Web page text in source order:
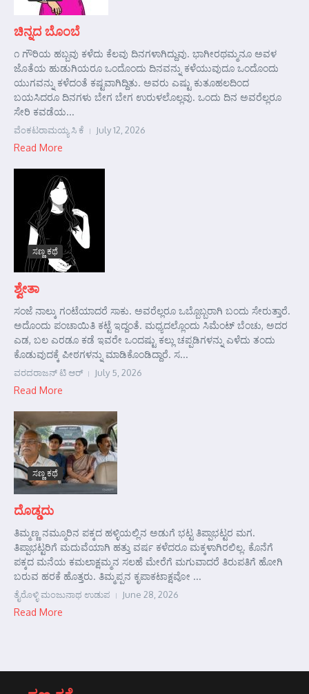
ಚಿನ್ನದ ಬೊಂಬೆ
೧ ಗೌರಿಯ ಹಬ್ಬವು ಕಳೆದು ಕೆಲವು ದಿನಗಳಾಗಿದ್ದುವು. ಭಾಗೀರಥಮ್ಮನೂ ಅವಳ
ಜೊತೆಯ ಹುಡುಗಿಯರೂ ಒಂದೊಂದು ದಿನವನ್ನು ಕಳೆಯುವುದೂ ಒಂದೊಂದು
ಯುಗವನ್ನು ಕಳೆದಂತೆ ಕಷ್ಟವಾಗಿದ್ದಿತು. ಅವರು ಎಷ್ಟು ಕುತೂಹಲದಿಂದ
ಬಯಸಿದರೂ ದಿನಗಳು ಬೇಗ ಬೇಗ ಉರುಳಲೊಲ್ಲವು. ಒಂದು ದಿನ ಅವರೆಲ್ಲರೂ
ಸೇರಿ ಕವಡೆಯ...
ವೆಂಕಟರಾಮಯ್ಯ ಸಿ ಕೆ July 12, 2026
Read More
ಸಣ್ಣ ಕಥೆ
ಶ್ವೇತಾ
ಸಂಜೆ ನಾಲ್ಕು ಗಂಟೆಯಾದರೆ ಸಾಕು. ಅವರೆಲ್ಲರೂ ಒಬ್ಬೊಬ್ಬರಾಗಿ ಬಂದು ಸೇರುತ್ತಾರೆ.
ಅದೊಂದು ಪಂಚಾಯಿತಿ ಕಟ್ಟೆ ಇದ್ದಂತೆ. ಮಧ್ಯದಲ್ಲೊಂದು ಸಿಮೆಂಟ್ ಬೆಂಚು, ಅದರ
ಎಡ, ಬಲ ಎರಡೂ ಕಡೆ ಇವರೇ ಒಂದಷ್ಟು ಕಲ್ಲು ಚಪ್ಪಡಿಗಳನ್ನು ಎಳೆದು ತಂದು
ಕೊಡುವುದಕ್ಕೆ ಪೀಠಗಳನ್ನು ಮಾಡಿಕೊಂಡಿದ್ದಾರೆ. ಸ...
ವರದರಾಜನ್ ಟಿ ಆರ್ July 5, 2026
Read More
ಸಣ್ಣ ಕಥೆ
ದೊಡ್ಡದು
ತಿಮ್ಮಣ್ಣ ನಮ್ಮೂರಿನ ಪಕ್ಕದ ಹಳ್ಳಿಯಲ್ಲಿನ ಅಡುಗೆ ಭಟ್ಟ ತಿಪ್ಪಾಭಟ್ಟರ ಮಗ.
ತಿಪ್ಪಾಭಟ್ಟರಿಗೆ ಮದುವೆಯಾಗಿ ಹತ್ತು ವರ್ಷ ಕಳೆದರೂ ಮಕ್ಕಳಾಗಿರಲಿಲ್ಲ. ಕೊನೆಗೆ
ಪಕ್ಕದ ಮನೆಯ ಕಮಲಾಕ್ಷಮ್ಮನ ಸಲಹೆ ಮೇರೆಗೆ ಮಗುವಾದರೆ ತಿರುಪತಿಗೆ ಹೋಗಿ
ಬರುವ ಹರಕೆ ಹೊತ್ತರು. ತಿಮ್ಮಪ್ಪನ ಕೃಪಾಕಟಾಕ್ಷವೋ ...
ತೈರೊಳ್ಳಿ ಮಂಜುನಾಥ ಉಡುಪ June 28, 2026
Read More